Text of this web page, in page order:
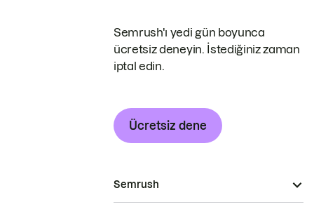
Semrush'ı yedi gün boyunca
ücretsiz deneyin. İstediğiniz zaman
iptal edin.
Ücretsiz dene
Semrush